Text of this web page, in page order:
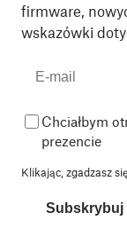
firmware,
wskazówki
Chciałbym
prezencie
Klikając, zgadzasz
Subskrybuj